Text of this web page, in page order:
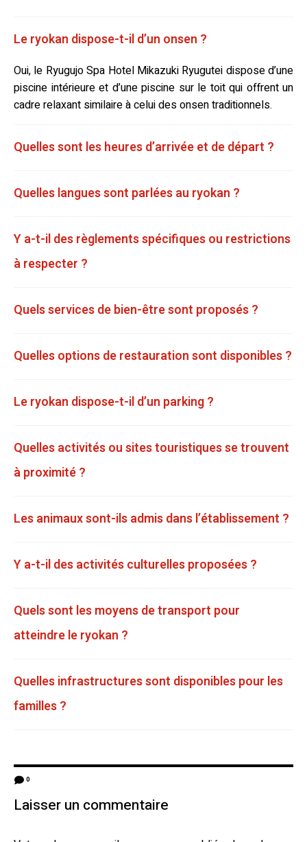
Le ryokan dispose-t-il d’un onsen ?
Oui, le Ryugujo Spa Hotel Mikazuki Ryugutei dispose d’une
piscine intérieure et d’une piscine sur le toit qui offrent un
cadre relaxant similaire à celui des onsen traditionnels.
Quelles sont les heures d’arrivée et de départ ?
Quelles langues sont parlées au ryokan ?
Y a-t-il des règlements spécifiques ou restrictions
à respecter ?
Quels services de bien-être sont proposés ?
Quelles options de restauration sont disponibles ?
Le ryokan dispose-t-il d’un parking ?
Quelles activités ou sites touristiques se trouvent
à proximité ?
Les animaux sont-ils admis dans l’établissement ?
Y a-t-il des activités culturelles proposées ?
Quels sont les moyens de transport pour
atteindre le ryokan ?
Quelles infrastructures sont disponibles pour les
familles ?
0
Laisser un commentaire